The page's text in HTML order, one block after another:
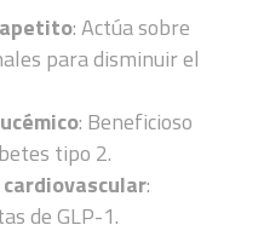
: Actúa sobre
para disminuir el
: Beneficioso
tipo 2.
:
de GLP-1.